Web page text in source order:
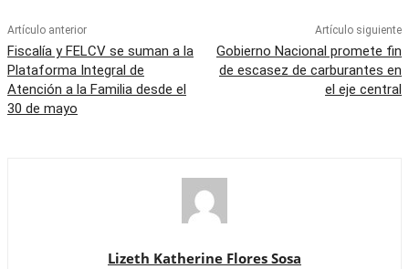
Artículo anterior
Fiscalía y FELCV se suman a la
Plataforma Integral de
Atención a la Familia desde el
30 de mayo
Artículo siguiente
Gobierno Nacional promete fin
de escasez de carburantes en
el eje central
Lizeth Katherine Flores Sosa